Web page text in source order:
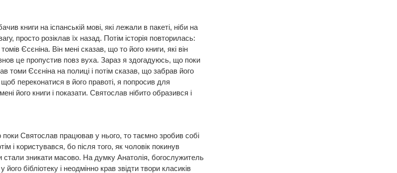
книги на іспанській мові, які лежали в пакеті, ніби на
просто розіклав їх назад. Потім історія повторилась:
Єсєніна. Він мені сказав, що то його книги, які він
це пропустив повз вуха. Зараз я здогадуюсь, що поки
томи Єсєніна на полиці і потім сказав, що забрав його
переконатися в його правоті, я попросив для
його книги і показати. Святослав нібито образився і
Святослав працював у нього, то таємно зробив собі
і користувався, бо після того, як чоловік покинув
стали зникати масово. На думку Анатолія, богослужитель
бібліотеку і неодмінно крав звідти твори класиків